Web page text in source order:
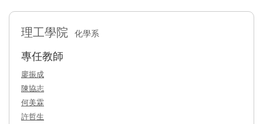
理工學院 化學系
專任教師
廖振成
陳協志
何美霖
許哲生